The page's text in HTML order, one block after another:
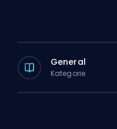
General
Kategorie